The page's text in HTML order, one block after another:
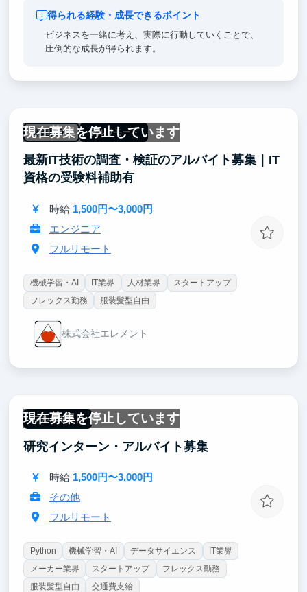
得られる経験・成長できるポイント
ビジネスを一緒に考え、実際に行動していくことで、
圧倒的な成長が得られます。
現在募集を停止しています
未経験OK フルリモート
最新IT技術の調査・検証のアルバイト募集｜IT
資格の受験料補助有
時給 1,500円〜3,000円
エンジニア
フルリモート
機械学習・AI IT業界 人材業界
スタートアップ
フレックス勤務
服装髪型自由
株式会社エレメント
現在募集を停止しています
フルリモート
研究インターン・アルバイト募集
時給 1,500円〜3,000円
その他
フルリモート
Python 機械学習・AI データサイエンス
IT業界
メーカー業界
スタートアップ
フレックス勤務
服装髪型自由
交通費支給